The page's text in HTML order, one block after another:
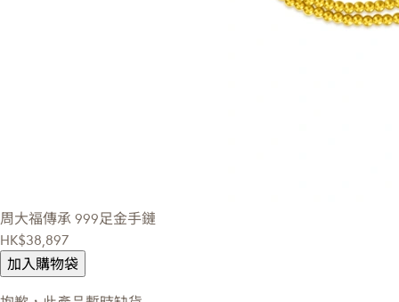
周大福傳承 999足金手鏈
HK$38,897
加入購物袋